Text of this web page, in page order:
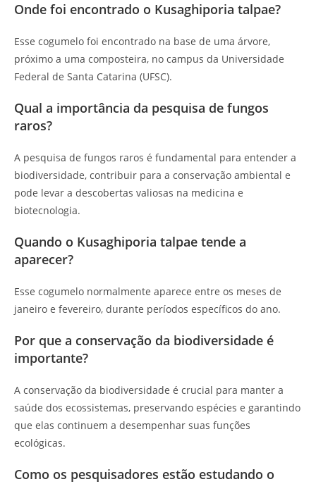
Onde foi encontrado o Kusaghiporia talpae?
Esse cogumelo foi encontrado na base de uma árvore,
próximo a uma composteira, no campus da Universidade
Federal de Santa Catarina (UFSC).
Qual a importância da pesquisa de fungos
raros?
A pesquisa de fungos raros é fundamental para entender a
biodiversidade, contribuir para a conservação ambiental e
pode levar a descobertas valiosas na medicina e
biotecnologia.
Quando o Kusaghiporia talpae tende a
aparecer?
Esse cogumelo normalmente aparece entre os meses de
janeiro e fevereiro, durante períodos específicos do ano.
Por que a conservação da biodiversidade é
importante?
A conservação da biodiversidade é crucial para manter a
saúde dos ecossistemas, preservando espécies e garantindo
que elas continuem a desempenhar suas funções
ecológicas.
Como os pesquisadores estão estudando o